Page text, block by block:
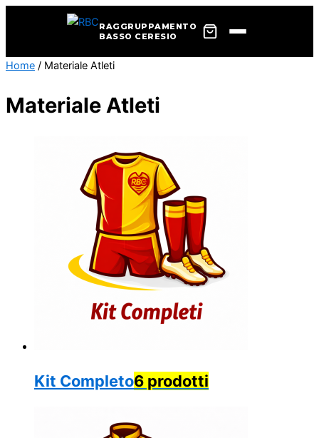
RAGGRUPPAMENTO
BASSO CERESIO
Vai
contenuto
Home / Materiale Atleti
Materiale Atleti
Kit Completo6 prodotti